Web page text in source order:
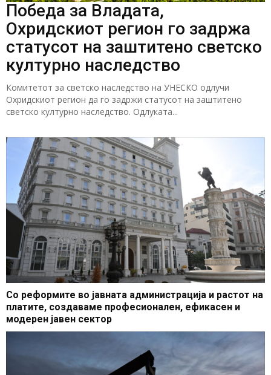
Победа за Владата,
Охридскиот регион го задржа
статусот на заштитено светско
културно наследство
Комитетот за светско наследство на УНЕСКО одлучи
Охридскиот регион да го задржи статусот на заштитено
светско културно наследство. Одлуката...
Со реформите во јавната администрација и растот на
платите, создаваме професионален, ефикасен и
модерен јавен сектор